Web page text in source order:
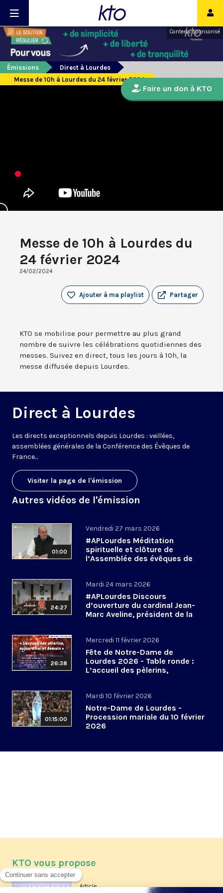
Contenu sponsorisé
Émissions
Direct à Lourdes
Messe de 10h à Lourdes du 24 février 2024
Messe de 10h à Lourdes du
24 février 2024
24/02/2024
Partager
Ajouter à ma playlist
KTO se mobilise pour permettre au plus grand
nombre de suivre les célébrations quotidiennes des
messes. Suivez en direct, tous les jours à 10h, la
messe diffusée depuis Lourdes.
Direct à Lourdes
Les directs exceptionnels depuis Lourdes : veillées,
assemblées générales de la Conférence des Évêques de
France...
Visiter la page de l'émission
Autres vidéos de l'émission
01:00
Vendredi 27 mars 2026
#APLourdes Méditation
spirituelle et clôture de
l’Assemblée des évêques de
24:27
Mardi 24 mars 2026
#APLourdes Discours
d’ouverture du cardinal Jean-
Marc Aveline, président de la
26:38
Mercredi 11 février 2026
Fête de Notre-Dame de
Lourdes 2026 - Table ronde :
L’accueil des pèlerins,
01:15:00
Mardi 10 février 2026
Notre-Dame de Lourdes -
Procession mariale du 10 février
2026
Faire un don à KTO
KTO vous propose
Article